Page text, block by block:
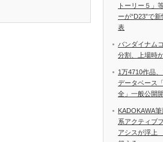
トーリー５」
ーが“D23”で
表
バンダイナム
分割、上場時
1万4710作品
データベース
全」一般公開
KADOKAWA
系アクティブ
アシスが浮上